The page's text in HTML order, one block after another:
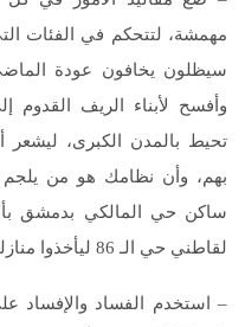
مهمشة، لتتحكم في الفئات
سيظلون يخافون عودة
وأفسح لأبناء الريف القدوم
تحيط بالمدن الكبرى، ليشعر
بهم، وأن نظامك هو من يلجم
ساكن حي المالكي بدمشق
لقاطني حي الـ 86 ليأخذوا منازلهم.
– استخدم الفساد والإفساد